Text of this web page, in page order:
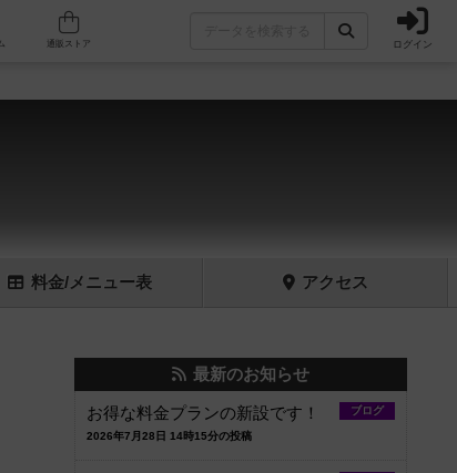
人気ボードゲーム ログイン
料金/メニュー表 アクセス
最新のお知らせ
ブログ
お得な料金プランの新設です！
2026年7月28日 14時15分の投稿